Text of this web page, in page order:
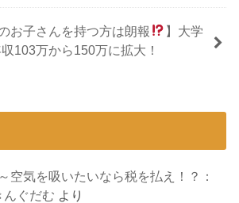
お子さんを持つ方は朗報
】大学
103万から150万に拡大！
空気を吸いたいなら税を払え！？：
んぐだむ より